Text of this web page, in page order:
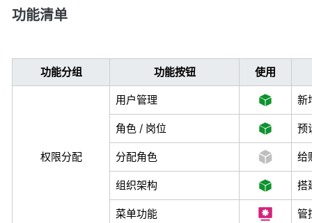
功能清单
功能分组 功能按钮 使用
权限分配
用户管理 新
角色 / 岗位 预
分配角色 给
组织架构 搭
菜单功能 管